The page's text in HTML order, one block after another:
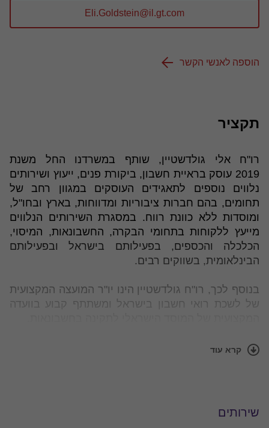
הוספה לאנשי הקשר
תקציר
רו"ח אלי גולדשטיין, שותף במשרדנו החל משנת
2019 עוסק בראיית חשבון, ביקורת פנים, ייעוץ ושירותים
נלווים נוספים לתאגידים העוסקים במגוון רחב של
תחומים, בהם חברות ציבוריות ומדווחות, בארץ ובחו"ל,
ומוסדות ללא כוונת רווח. במסגרת השירותים הנלווים
מייעץ ללקוחות בתחומי הבקרה, החשבונאות, המיסוי,
הכלכלה והכספים, בפעילותם בישראל ובפעילותם
הבינלאומית, בשווקים רבים.
בנוסף לכך, רו"ח גולדשטיין הינו יו"ר המועצה המקצועית
של לשכת רואי חשבון בישראל ומשתתף קבוע בוועדה
מתחביביו: צילום ושחייה. בעבר היה אלי טייס מסוקים
קרא עוד
שירותים